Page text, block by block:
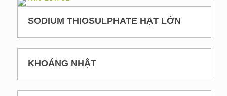
SODIUM THIOSULPHATE HẠT LỚN
KHOÁNG NHẬT